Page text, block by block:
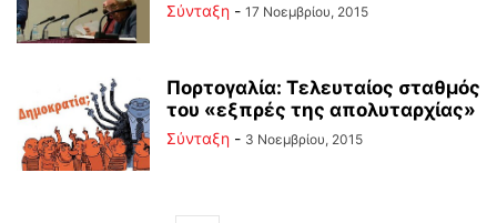
Σύνταξη - 17 Νοεμβρίου, 2015
Πορτογαλία: Τελευταίος σταθμός
του «εξπρές της απολυταρχίας»
Σύνταξη - 3 Νοεμβρίου, 2015